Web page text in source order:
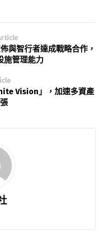
與智行者達成戰略合作，
施管理能力
Vision」，加速多資產